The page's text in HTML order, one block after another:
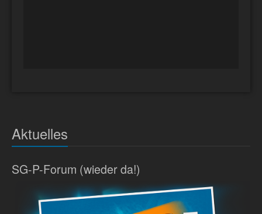
Aktuelles
SG-P-Forum (wieder da!)